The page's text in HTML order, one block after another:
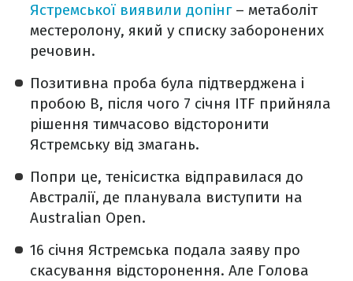
Ястремської виявили допінг– метаболіт
местеролону, який у списку заборонених
речовин.
Позитивна проба була підтверджена і
пробою B, після чого 7 січня ITF прийняла
рішення тимчасово відсторонити
Ястремську від змагань.
Попри це, тенісистка відправилася до
Австралії, де планувала виступити на
Australian Open.
16 січня Ястремська подала заяву про
скасування відсторонення. Але Голова